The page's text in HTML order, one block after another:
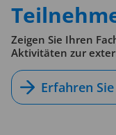
Zeigen Sie Ihren
Aktivitäten zur
Erfahren